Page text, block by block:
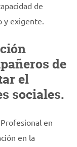
de
y exigente.
de
el
sociales.
en
en la